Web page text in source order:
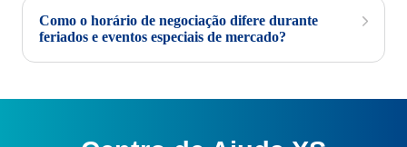
Como o horário de negociação difere durante
feriados e eventos especiais de mercado?